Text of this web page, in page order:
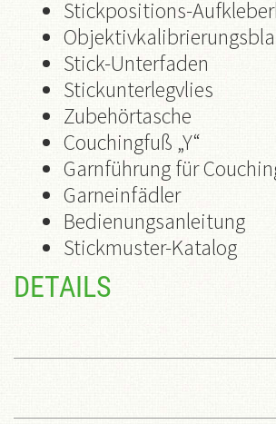
Stickpositions-
Stick-Unterfaden
Stickunterlegvlies
Zubehörtasche
Couchingfuß „Y“
Garnführung für
Garneinfädler
Bedienungsanleitung
Stickmuster-Katalog
DETAILS